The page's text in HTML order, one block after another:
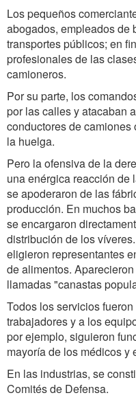
Los pequeños
abogados, empleados de
transportes públicos; en
profesionales de las
camioneros.
Por su parte, los
por las calles y atacaban
conductores de
la huelga.
Pero la ofensiva de la
una enérgica reacción de
se apoderaron de las
producción. En muchos
se encargaron
distribución de los
eligieron representantes
de alimentos.
llamadas "canastas
Todos los servicios
trabajadores y a los
por ejemplo, siguieron
mayoría de los médicos y
En las industrias, se
Comités de Defensa.